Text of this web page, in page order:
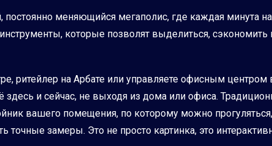
меняющийся мегаполис, где каждая минута
которые позволят выделиться,
ритейлер на Арбате или управляете офисным
здесь и сейчас, не выходя из дома или офиса.
вашего помещения, по которому можно
замеры. Это не просто картинка, это